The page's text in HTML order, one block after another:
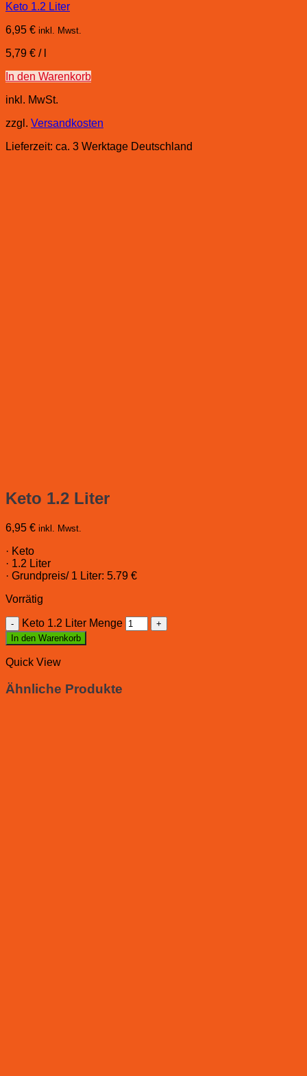
Keto 1.2 Liter
6,95 € inkl. Mwst.
5,79 € /
In den Warenkorb
inkl. MwSt.
zzgl. Versandkosten
Lieferzeit: ca. 3 Werktage Deutschland
Keto 1.2 Liter
6,95 € inkl. Mwst.
· Keto
· 1.2 Liter
· Grundpreis/ 1 Liter: 5.79 €
Vorrätig
Keto 1.2 Liter Menge
In den Warenkorb
Quick View
Ähnliche Produkte